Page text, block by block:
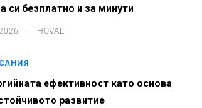
си безплатно и за минути
HOVAL
ефективност като основа
развитие